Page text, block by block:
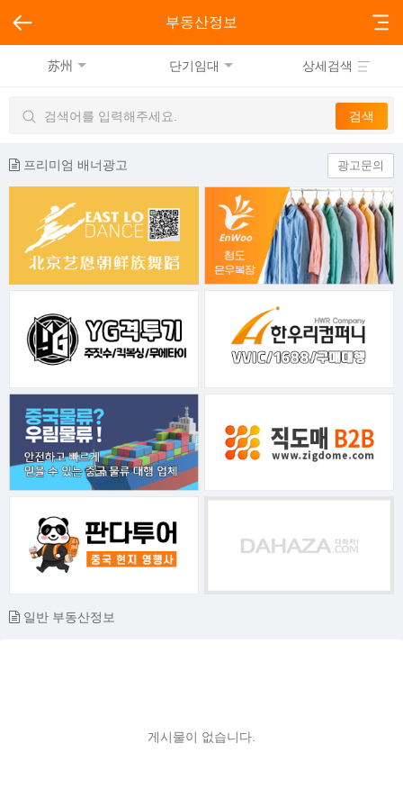
부동산정보
苏州 단기임대 상세검색
프리미엄 배너광고 광고문의
일반 부동산정보
게시물이 없습니다.